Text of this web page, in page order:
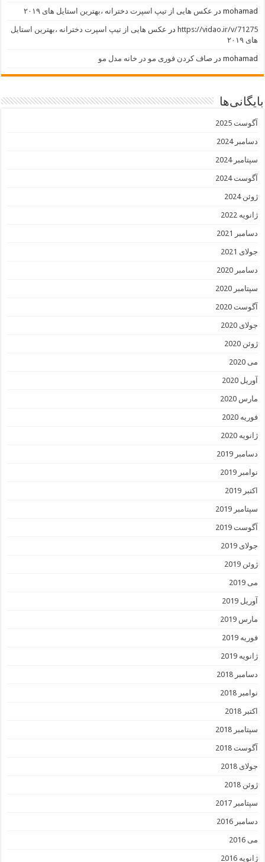
mohamad در عکس هایی از تیپ اسپرت دخترانه ،بهترین استایل های ۲۰۱۹
https://vidao.ir/v/71275 در عکس هایی از تیپ اسپرت دخترانه ،بهترین استایل
های ۲۰۱۹
mohamad در صاف کردن فوری مو در خانه مدل مو
بایگانی‌ها
آگوست 2025
دسامبر 2024
سپتامبر 2024
آگوست 2024
ژوئن 2024
ژانویه 2022
دسامبر 2021
جولای 2021
دسامبر 2020
سپتامبر 2020
آگوست 2020
جولای 2020
ژوئن 2020
می 2020
آوریل 2020
مارس 2020
فوریه 2020
ژانویه 2020
دسامبر 2019
نوامبر 2019
اکتبر 2019
سپتامبر 2019
آگوست 2019
جولای 2019
ژوئن 2019
می 2019
آوریل 2019
مارس 2019
فوریه 2019
ژانویه 2019
دسامبر 2018
نوامبر 2018
اکتبر 2018
سپتامبر 2018
آگوست 2018
جولای 2018
ژوئن 2018
سپتامبر 2017
دسامبر 2016
می 2016
ژانویه 2016